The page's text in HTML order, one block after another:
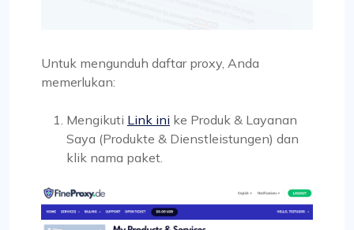
Untuk mengunduh daftar proxy, Anda
memerlukan:
Mengikuti Link ini ke Produk & Layanan
Saya (Produkte & Dienstleistungen) dan
klik nama paket.